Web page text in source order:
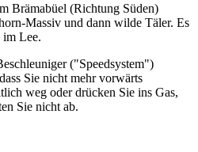
Brämabüel (Richtung Süden)
Massiv und dann wilde Täler. Es
im Lee.
("Speedsystem")
Sie nicht mehr vorwärts
weg oder drücken Sie ins Gas,
Sie nicht ab.